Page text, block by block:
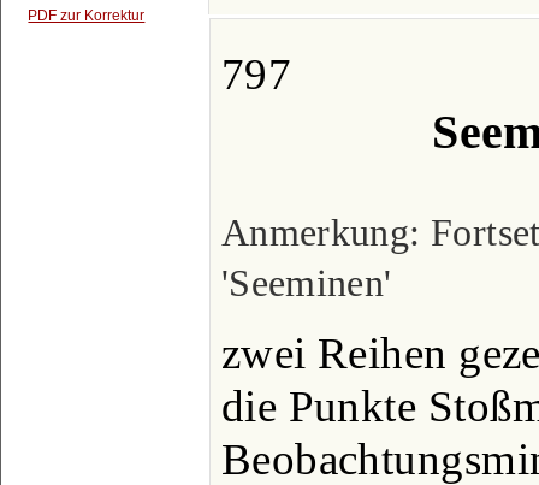
PDF zur Korrektur
797
Anmerkung:
'Seeminen'
zwei Reihen
die Punkte